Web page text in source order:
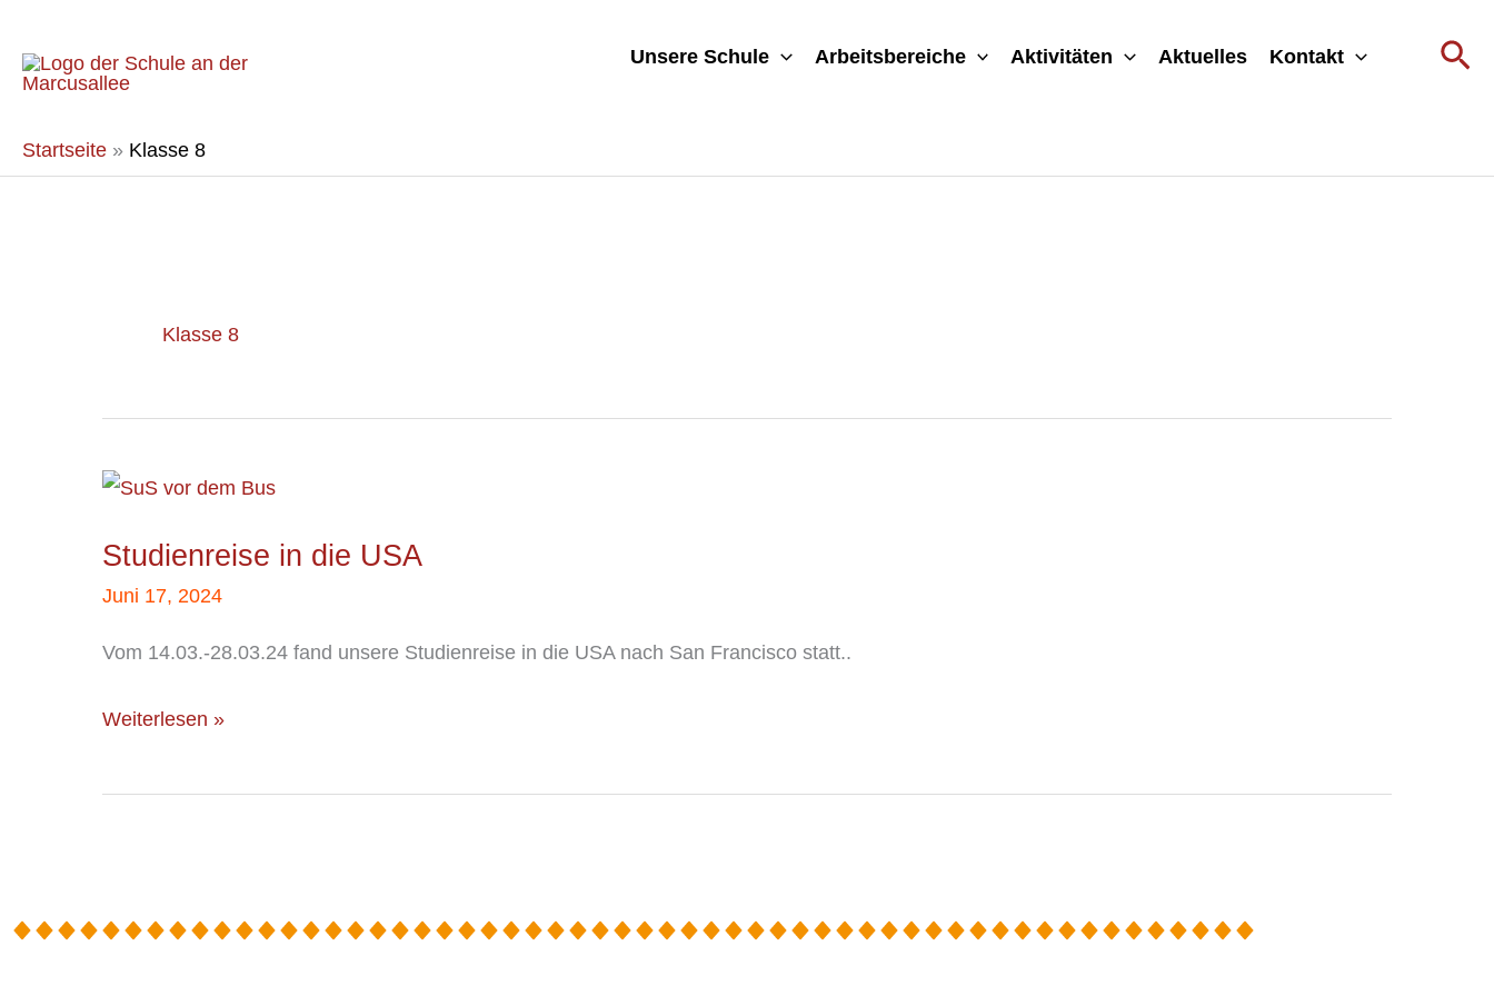
Inhalt
Unsere Schule Arbeitsbereiche Aktivitäten Aktuelles Kontakt
Startseite » Klasse 8
Klasse 8
Studienreise in die USA
Juni 17, 2024
Vom 14.03.-28.03.24 fand unsere Studienreise in die USA nach San Francisco statt..
Studienreise
die
USA
Weiterlesen »